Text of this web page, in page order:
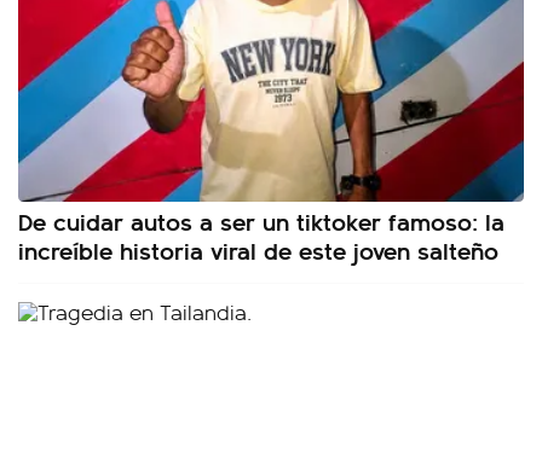
De cuidar autos a ser un tiktoker famoso: la
increíble historia viral de este joven salteño